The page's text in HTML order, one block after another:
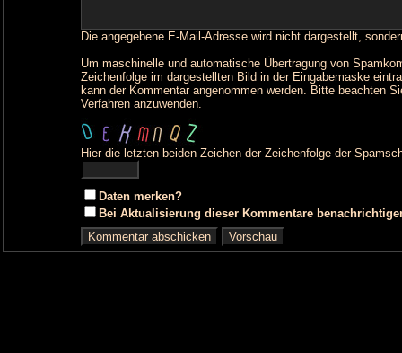
Die angegebene E-Mail-Adresse wird nicht dargestellt,
Um maschinelle und automatische Übertragung von
Zeichenfolge im dargestellten Bild in der Eingabemaske
kann der Kommentar angenommen werden. Bitte beachten
Verfahren anzuwenden.
Hier die letzten beiden Zeichen der Zeichenfolge der
Daten merken?
Bei Aktualisierung dieser Kommentare